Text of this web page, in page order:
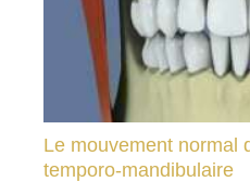
Le mouvement normal
temporo-mandibulaire